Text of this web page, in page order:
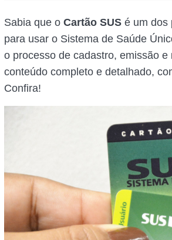
Sabia que o Cartão SUS é um dos
para usar o Sistema de Saúde
o processo de cadastro, emissão
conteúdo completo e detalhado,
Confira!